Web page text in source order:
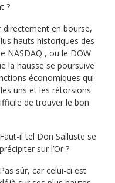
?
directement en bourse,
hauts historiques des
NASDAQ , ou le DOW
la hausse se poursuive
économiques qui
uns et les rétorsions
de trouver le bon
Faut-il tel Don Salluste se
précipiter sur l’Or ?
Pas sûr, car celui-ci est